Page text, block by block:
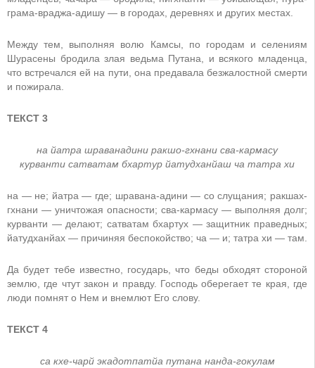
грама-враджа-адишу — в городах, деревнях и других местах.
Между тем, выполняя волю Камсы, по городам и селениям
Шурасены бродила злая ведьма Путана, и всякого младенца,
что встречался ей на пути, она предавала безжалостной смерти
и пожирала.
ТЕКСТ 3
на йатра шраванадини ракшо-гхнани сва-кармасу
курванти сатватам бхартур йатудханйаш ча татра хи
на — не; йатра — где; шравана-адини — со слущания; ракшах-
гхнани — уничтожая опасности; сва-кармасу — выполняя долг;
курванти — делают; сатватам бхартух — защитник праведных;
йатудханйах — причиняя беспокойство; ча — и; татра хи — там.
Да будет тебе известно, государь, что беды обходят стороной
землю, где чтут закон и правду. Господь оберегает те края, где
люди помнят о Нем и внемлют Его слову.
ТЕКСТ 4
са кхе-чарй экадотпатйа путана нанда-гокулам